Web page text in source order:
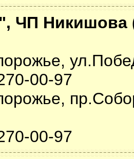
ЧП Никишова
00-97
00-97